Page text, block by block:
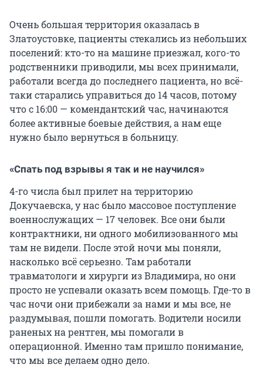
Очень большая территория оказалась в
Златоустовке, пациенты стекались из небольших
поселений: кто-то на машине приезжал, кого-то
родственники приводили, мы всех принимали,
работали всегда до последнего пациента, но всё-
таки старались управиться до 14 часов, потому
что с 16:00 — комендантский час, начинаются
более активные боевые действия, а нам еще
нужно было вернуться в больницу.
«Спать под взрывы я так и не научился»
4-го числа был прилет на территорию
Докучаевска, у нас было массовое поступление
военнослужащих — 17 человек. Все они были
контрактники, ни одного мобилизованного мы
там не видели. После этой ночи мы поняли,
насколько всё серьезно. Там работали
травматологи и хирурги из Владимира, но они
просто не успевали оказать всем помощь. Где-то в
час ночи они прибежали за нами и мы все, не
раздумывая, пошли помогать. Водители носили
раненых на рентген, мы помогали в
операционной. Именно там пришло понимание,
что мы все делаем одно дело.